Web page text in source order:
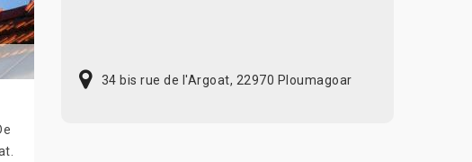
34 bis rue de l'Argoat, 22970 Ploumagoar